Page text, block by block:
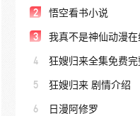
2 悟空看书小说
3 我真不是神仙动漫在
4 狂嫂归来全集免费完
5 狂嫂归来 剧情介绍
6 日漫阿修罗